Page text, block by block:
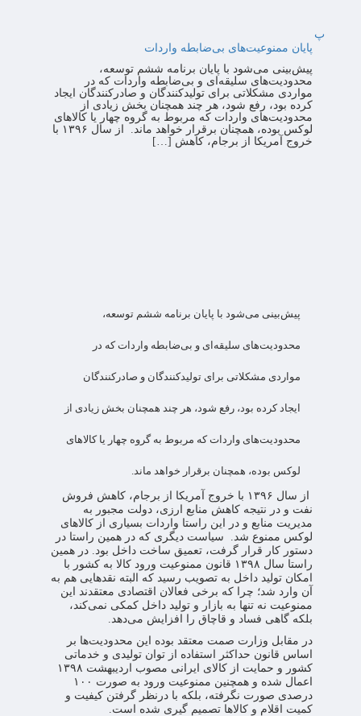
پ
پایان ممنوعیت‌های بی‌ضابطه واردات
پیش‌بینی می‌شود با پایان برنامه ششم توسعه،
محدودیت‌های سلیقه‌ای و بی‌ضابطه واردات که در
مواردی مشکلاتی برای تولیدکنندگان و صادرکنندگان ایجاد
کرده بود، رفع شود، هر چند همچنان بخش زیادی از
محدودیت‌های واردات که مربوط به گروه چهار یا کالاهای
لوکس بوده، همچنان برقرار خواهد ماند. از سال ۱۳۹۶ با
خروج آمریکا از برجام، کاهش […]
پیش‌بینی می‌شود با پایان برنامه ششم توسعه،
محدودیت‌های سلیقه‌ای و بی‌ضابطه واردات که در
مواردی مشکلاتی برای تولیدکنندگان و صادرکنندگان
ایجاد کرده بود، رفع شود، هر چند همچنان بخش زیادی از
محدودیت‌های واردات که مربوط به گروه چهار یا کالاهای
لوکس بوده، همچنان برقرار خواهد ماند.
از سال ۱۳۹۶ با خروج آمریکا از برجام، کاهش فروش
نفت و در نتیجه کاهش منابع ارزی، دولت مجبور به
مدیریت منابع و در این راستا واردات بسیاری از کالاهای
لوکس ممنوع شد. سیاست دیگری که در همین راستا در
دستور کار قرار گرفت، تعمیق ساخت داخل بود. در همین
راستا سال ۱۳۹۸ قانون ممنوعیت ورود کالا به کشور با
امکان تولید داخل به تصویب رسید که البته نقدهایی هم به
آن وارد شد؛ چرا که برخی فعالان اقتصادی معتقدند این
ممنوعیت نه تنها به بازار و تولید داخل کمکی نمی‌کند،
بلکه گاهی فساد و قاچاق را افزایش می‌دهد.
در مقابل وزارت صمت معتقد بوده این محدودیت‌ها بر
اساس قانون حداکثر استفاده از توان تولیدی و خدماتی
کشور و حمایت از کالای ایرانی مصوب اردیبهشت ۱۳۹۸
اعمال شده و همچنین ممنوعیت ورود به صورت ۱۰۰
درصدی صورت نگرفته، بلکه با درنظر گرفتن کیفیت و
کمیت اقلام و کالاها تصمیم گیری شده است.